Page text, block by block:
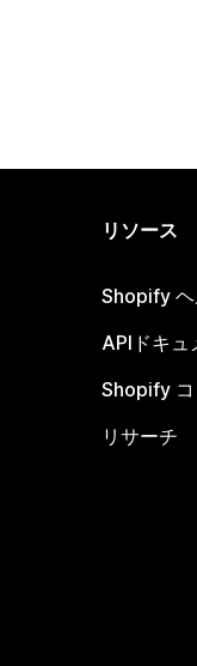
リソース
Shopify
APIドキュ
Shopify コ
リサーチ